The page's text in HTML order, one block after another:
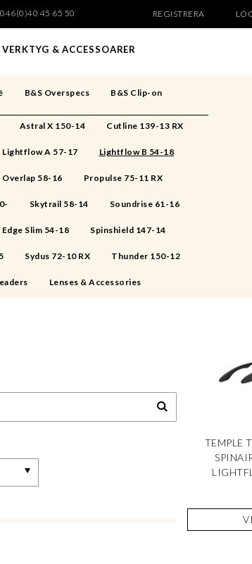
45 65 50 REGISTRERA
VERKTYG & ACCESSOARER
B&S Overspecs B&S Clip-on
Astral X 150-14 Cutline 139-13 RX
Lightflow A 57-17 Lightflow B 54-18
Overlap 58-16 Propulse 75-11 RX
Skytrail 58-14 Soundrise 61-16
Slim 54-18 Spinshield 147-14
Sydus 72-10 RX Thunder 150-12
Lenses & Accessories
TEMPLE
VISA VARUKORGEN